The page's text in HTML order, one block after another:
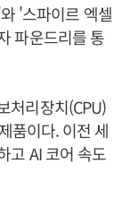
'스파이르 엑셀
파운드리를 통
처리장치(CPU)
품이다. 이전 세
고 AI 코어 속도